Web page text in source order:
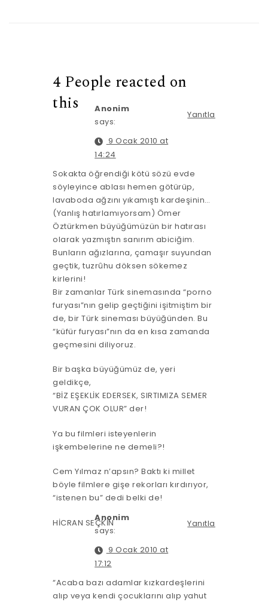
4 People reacted on
this
Yanıtla
Anonim
says:
9 Ocak 2010 at
14:24
Sokakta öğrendiği kötü sözü evde
söyleyince ablası hemen götürüp,
lavaboda ağzını yıkamıştı kardeşinin…
(Yanlış hatırlamıyorsam) Ömer
Öztürkmen büyüğümüzün bir hatırası
olarak yazmıştın sanırım abiciğim.
Bunların ağızlarına, çamaşır suyundan
geçtik, tuzrûhu döksen sökemez
kirlerini!
Bir zamanlar Türk sinemasında “porno
furyası”nın gelip geçtiğini işitmiştim bir
de, bir Türk sineması büyüğünden. Bu
“küfür furyası”nın da en kısa zamanda
geçmesini diliyoruz.
Bir başka büyüğümüz de, yeri
geldikçe,
“BİZ EŞEKLİK EDERSEK, SIRTIMIZA SEMER
VURAN ÇOK OLUR” der!
Ya bu filmleri isteyenlerin
işkembelerine ne demeli?!
Cem Yılmaz n’apsın? Baktı ki millet
böyle filmlere gişe rekorları kırdırıyor,
“istenen bu” dedi belki de!
HİCRAN SEÇKİN Yanıtla
Anonim
says:
9 Ocak 2010 at
17:12
“Acaba bazı adamlar kızkardeşlerini
alıp veya kendi çocuklarını alıp yahut